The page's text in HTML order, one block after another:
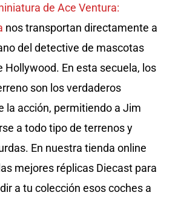
de Ace Ventura:
nos transportan directamente a
del detective de mascotas
Hollywood. En esta secuela, los
son los verdaderos
la acción, permitiendo a Jim
a todo tipo de terrenos y
En nuestra tienda online
mejores réplicas Diecast para
a tu colección esos coches a